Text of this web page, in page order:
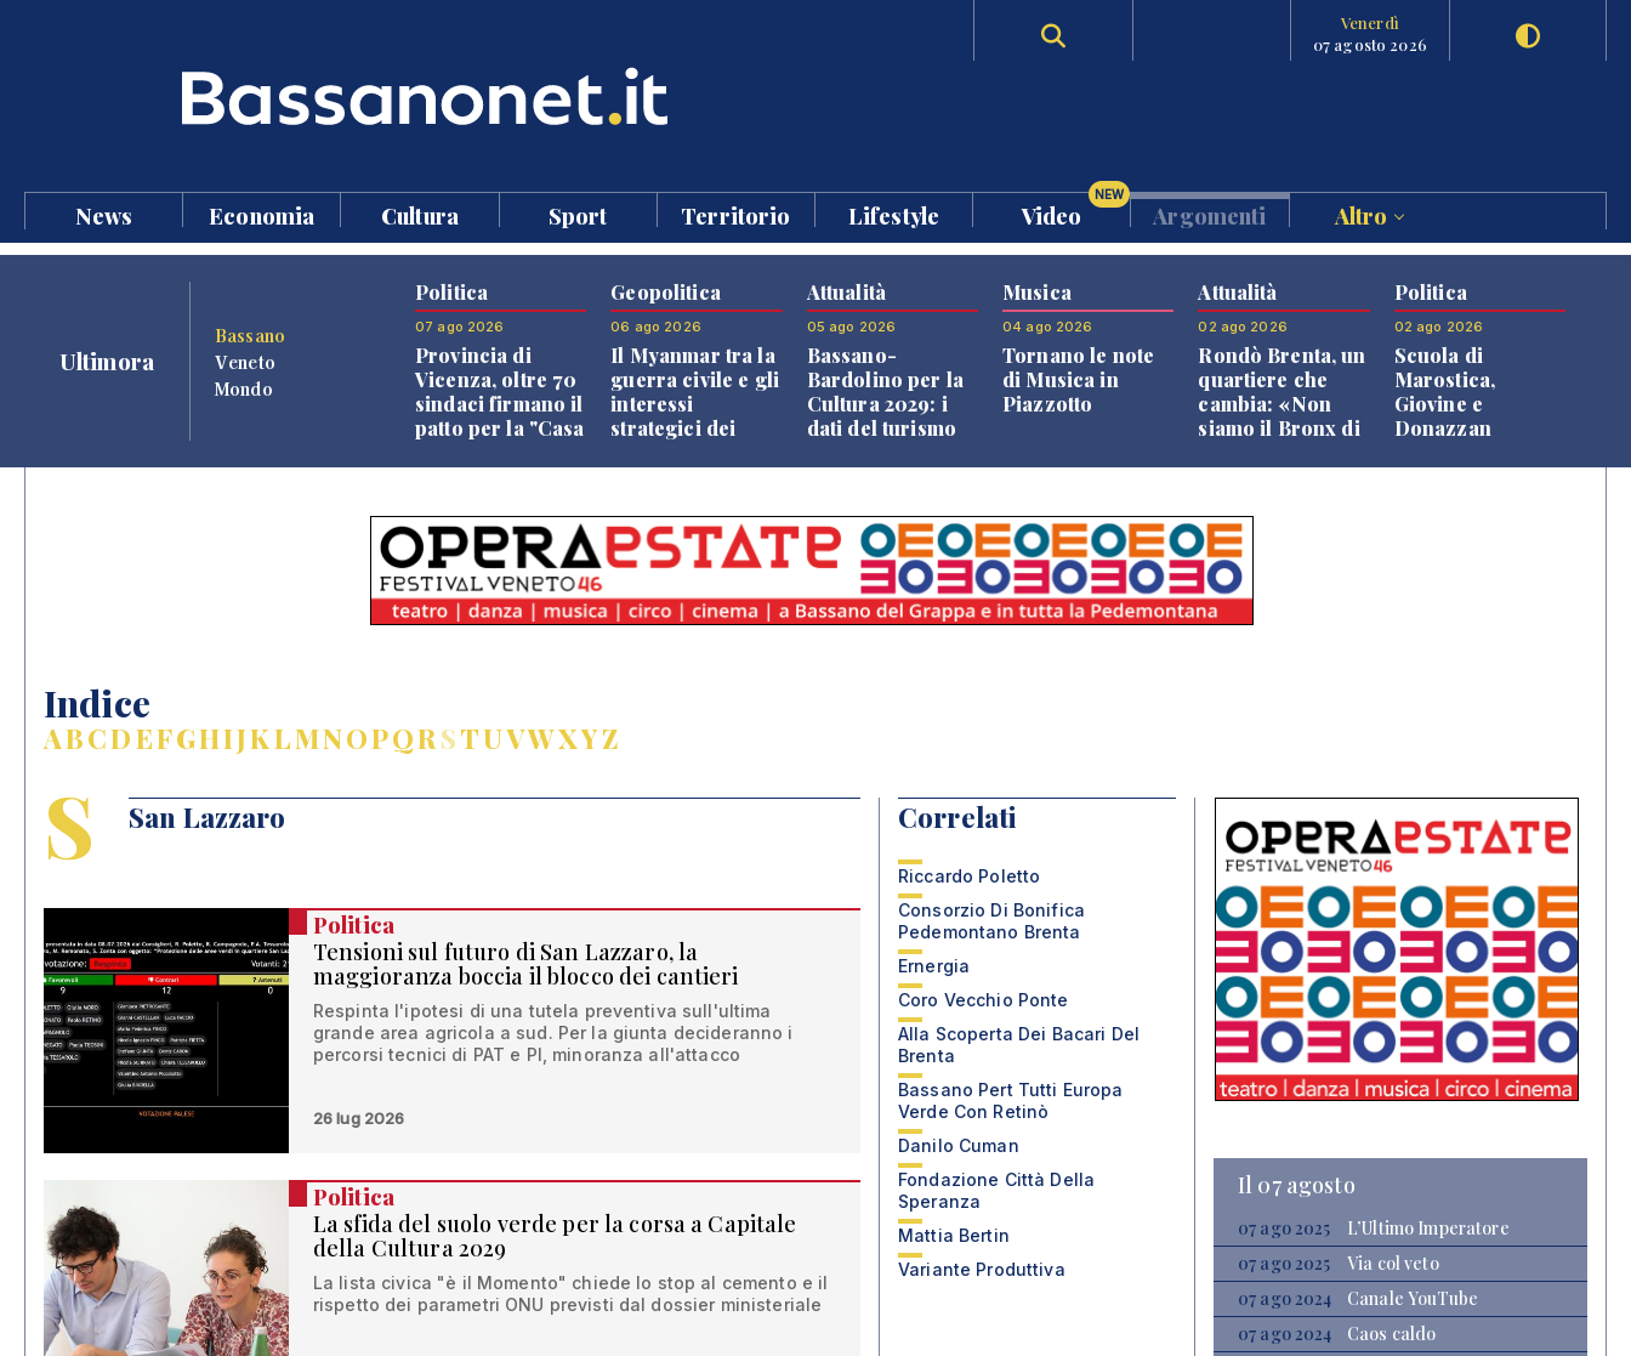
Venerdì
07 agosto 2026
News Economia Cultura Sport Territorio Lifestyle Video
NEW
Argomenti Altro
Ultimora
Bassano
Veneto
Mondo
Politica
07 ago 2026
Provincia di
Vicenza, oltre 70
sindaci firmano il
patto per la "Casa
Geopolitica
06 ago 2026
Il Myanmar tra la
guerra civile e gli
interessi
strategici dei
Attualità
05 ago 2026
Bassano-
Bardolino per la
Cultura 2029: i
dati del turismo
Musica
04 ago 2026
Tornano le note
di Musica in
Piazzotto
Attualità
02 ago 2026
Rondò Brenta, un
quartiere che
cambia: «Non
siamo il Bronx di
Politica
02 ago 2026
Scuola di
Marostica,
Giovine e
Donazzan
Indice
ABCDEFGHIJKLMNOPQRSTUVWXYZ
S San Lazzaro
Politica
Tensioni sul futuro di San Lazzaro, la
maggioranza boccia il blocco dei cantieri
Respinta l'ipotesi di una tutela preventiva sull'ultima
grande area agricola a sud. Per la giunta decideranno i
percorsi tecnici di PAT e PI, minoranza all'attacco
26 lug 2026
Politica
La sfida del suolo verde per la corsa a Capitale
della Cultura 2029
La lista civica "è il Momento" chiede lo stop al cemento e il
rispetto dei parametri ONU previsti dal dossier ministeriale
Correlati
Riccardo Poletto
Consorzio Di Bonifica
Pedemontano Brenta
Ernergia
Coro Vecchio Ponte
Alla Scoperta Dei Bacari Del
Brenta
Bassano Pert Tutti Europa
Verde Con Retinò
Danilo Cuman
Fondazione Città Della
Speranza
Mattia Bertin
Variante Produttiva
Il 07 agosto
07 ago 2025
L’Ultimo Imperatore
07 ago 2025
Via col veto
07 ago 2024
Canale YouTube
07 ago 2024
Caos caldo